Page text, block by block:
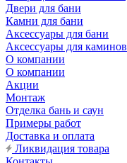
Двери для бани
Камни для бани
Аксессуары для бани
Аксессуары для каминов
О компании
О компании
Акции
Монтаж
Отделка бань и саун
Примеры работ
Доставка и оплата
Ликвидация товара